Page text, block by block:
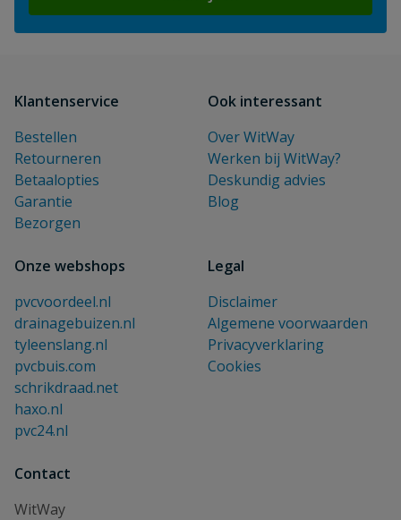
Klantenservice
Bestellen
Retourneren
Betaalopties
Garantie
Bezorgen
Ook interessant
Over WitWay
Werken bij WitWay?
Deskundig advies
Blog
Onze webshops
pvcvoordeel.nl
drainagebuizen.nl
tyleenslang.nl
pvcbuis.com
schrikdraad.net
haxo.nl
pvc24.nl
Legal
Disclaimer
Algemene voorwaarden
Privacyverklaring
Cookies
Contact
WitWay